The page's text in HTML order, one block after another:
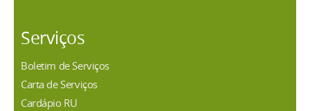
Serviços
Boletim de Serviços
Carta de Serviços
Cardápio RU